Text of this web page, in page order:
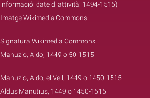
informació: date di attività: 1494-1515)
Imatge Wikimedia Commons
Signatura Wikimedia Commons
Manuzio, Aldo, 1449 o 50-1515
Manuzio, Aldo, el Vell, 1449 o 1450-1515
Aldus Manutius, 1449 o 1450-1515